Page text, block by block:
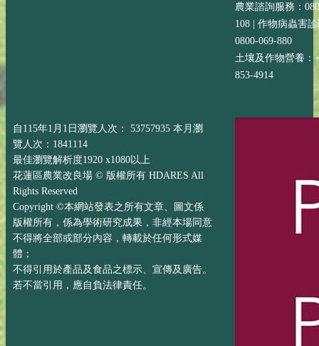
農業諮詢服務：
108 | 作物病蟲害
0800-069-880
土壤及作物營養：
853-4914
自115年1月1日瀏覽人次： 53757935 本月瀏
覽人次：1841114
最佳瀏覽解析度1920 x1080以上
花蓮區農業改良場 © 版權所有 HDARES All
Rights Reserved
Copyright ©本網站發表之所有文章、圖文係
版權所有，係為學術研究成果，非經本場同意
不得將全部或部分內容，轉載於任何形式媒
體；
不得引用於產品及食品之標示、宣傳及廣告。
若不當引用，應自負法律責任。